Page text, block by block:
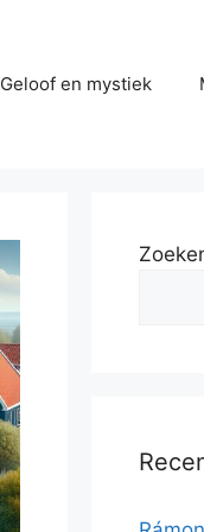
Geloof en mystiek